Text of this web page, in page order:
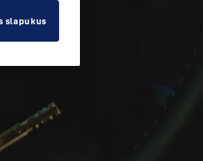
slapukus